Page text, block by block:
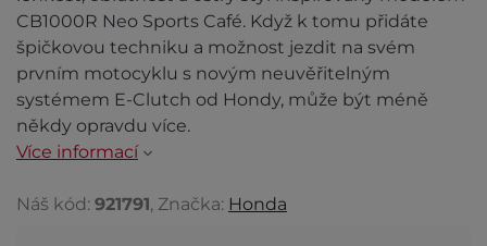
CB1000R Neo Sports Café. Když k tomu přidáte
špičkovou techniku a možnost jezdit na svém
prvním motocyklu s novým neuvěřitelným
systémem E-Clutch od Hondy, může být méně
někdy opravdu více.
Více informací
Náš kód: 921791, Značka: Honda